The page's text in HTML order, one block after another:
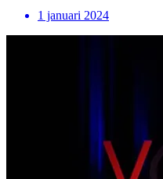
1 januari 2024